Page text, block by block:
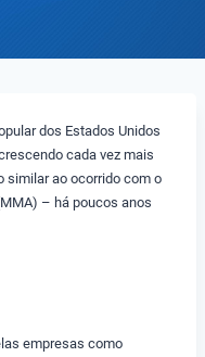
dos Estados Unidos
cada vez mais
similar ao ocorrido com o
– há poucos anos
empresas como